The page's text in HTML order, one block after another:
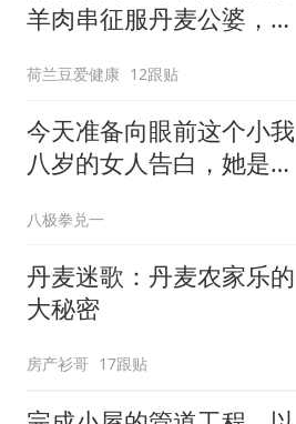
羊肉串征服丹麦公婆，扔
荷兰豆爱健康 12跟贴
今天准备向眼前这个小我
八岁的女人告白，她是我
八极拳兑一
丹麦迷歌：丹麦农家乐的
大秘密
房产衫哥 17跟贴